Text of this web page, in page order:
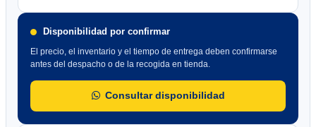
Disponibilidad por confirmar
El precio, el inventario y el tiempo de entrega deben confirmarse
antes del despacho o de la recogida en tienda.
Consultar disponibilidad